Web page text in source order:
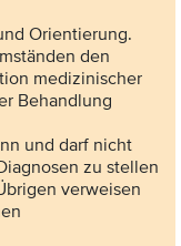
Orientierung.
den
medizinischer
Behandlung
und darf nicht
zu stellen
verweisen